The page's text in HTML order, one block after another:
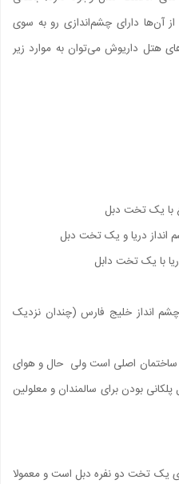
آن‌ها دارای چشم‌اندازی رو به سوی
هتل داریوش می‌توان به موارد زیر
با یک تخت دابل
چشم انداز خلیج فارس (چندان نزدیک
ساختمان اصلی است ولی حال و هوای
بودن برای سالمندان و معلولین
یک تخت دو نفره دبل است و معمولا